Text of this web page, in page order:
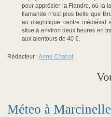
pour apprécier la Flandre, où la
flamande n’est plus belle que
au magnifique centre médiéval
situe à environ deux heures en
aux alentours de 40 €.
Rédacteur :Anne Chabot
Méteo à Marcinelle